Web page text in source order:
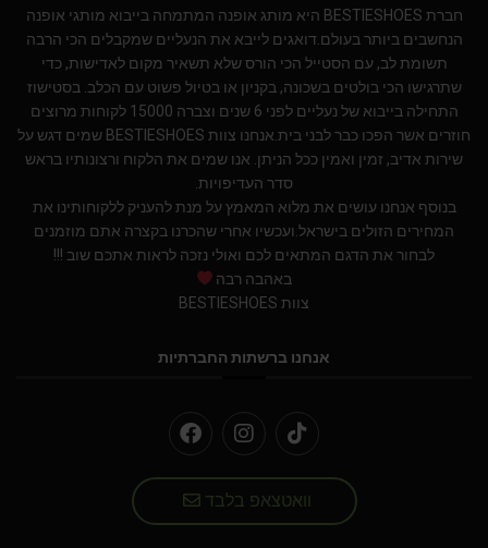
חברת BESTIESHOES היא מותג אופנה המתמחה בייבוא מותגי אופנה
הנחשבים ביותר בעולם.דואגים לייבא את הנעליים שמקבלים הכי הרבה
תשומת לב, עם הסטייל הכי הורס שלא תשאיר מקום לאדישות, כדי
שתרגישו הכי בולטים בשכונה, בקניון או בטיול פשוט עם הכלב. בסטישוז
התחילה בייבוא של נעליים לפני 6 שנים וצברה 15000 לקוחות מרוצים
חוזרים אשר הפכו כבר לבני בית.אנחנו צוות BESTIESHOES שמים דגש על
שירות אדיב, זמין ואמין ככל הניתן. אנו שמים את הלקוח ורצונותיו בראש
סדר העדיפויות.
בנוסף אנחנו עושים את מלוא המאמץ על מנת להעניק ללקוחותינו את
המחירים הזולים בישראל.ועכשיו אחרי שהכרנו בקצרה אתם מוזמנים
לבחור את הדגם המתאים לכם ואולי נזכה לראות אתכם שוב !!!
באהבה רבה
צוות BESTIESHOES
אנחנו ברשתות החברתיות
וואטצאפ בלבד